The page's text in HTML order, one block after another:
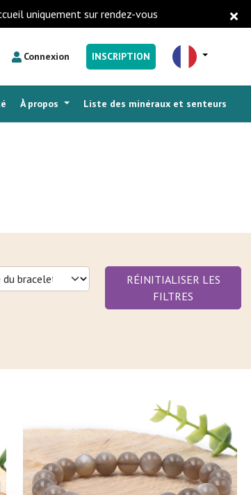
uniquement sur rendez-vous
Connexion INSCRIPTION
Liste des minéraux et senteurs
À propos
RÉINITIALISER LES
FILTRES